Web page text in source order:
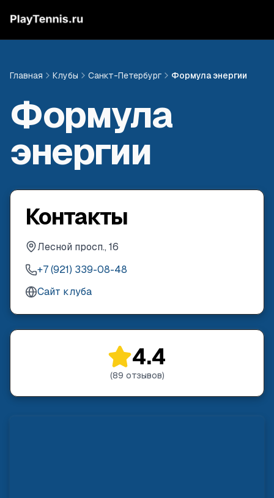
Главная Клубы Санкт-Петербург Формула энергии
Формула
энергии
Контакты
Лесной просп., 16
+7 (921) 339-08-48
Сайт клуба
4.4
(89 отзывов)